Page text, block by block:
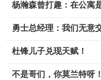
杨瀚森曾打趣：在公寓
勇士总经理：我们无意
杜锋儿子兑现天赋！
不是哥们，你莫兰特呀！